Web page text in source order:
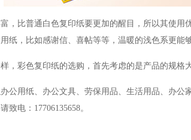
，比普通白色复印纸要更加的醒目，所以其使
纸，比如感谢信、喜帖等等，温暖的浅色系更能
，彩色复印纸的选购，首先考虑的是产品的规格
公用纸、办公文具、劳保用品、生活用品、办
请致电： 17706135658。